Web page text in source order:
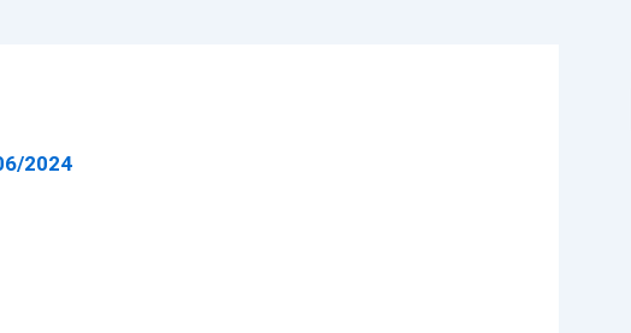
2024